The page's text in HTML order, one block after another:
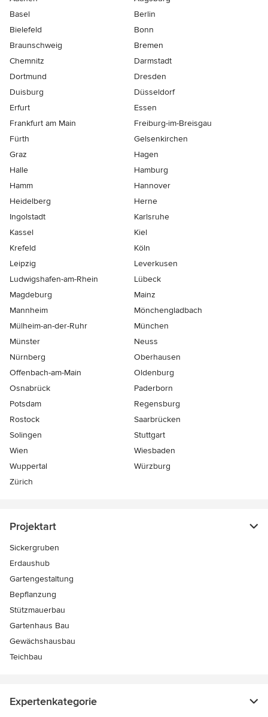
Basel
Berlin
Bielefeld
Bonn
Braunschweig
Bremen
Chemnitz
Darmstadt
Dortmund
Dresden
Duisburg
Düsseldorf
Erfurt
Essen
Frankfurt am Main
Freiburg-im-Breisgau
Fürth
Gelsenkirchen
Graz
Hagen
Halle
Hamburg
Hamm
Hannover
Heidelberg
Herne
Ingolstadt
Karlsruhe
Kassel
Kiel
Krefeld
Köln
Leipzig
Leverkusen
Ludwigshafen-am-Rhein
Lübeck
Magdeburg
Mainz
Mannheim
Mönchen­gladbach
Mülheim-an-der-Ruhr
München
Münster
Neuss
Nürnberg
Oberhausen
Offenbach-am-Main
Oldenburg
Osnabrück
Paderborn
Potsdam
Regensburg
Rostock
Saarbrücken
Solingen
Stuttgart
Wien
Wiesbaden
Wuppertal
Würzburg
Zürich
Projektart
Sickergruben
Erdaushub
Gartengestaltung
Bepflanzung
Stützmauerbau
Gartenhaus Bau
Gewächshausbau
Teichbau
Expertenkategorie